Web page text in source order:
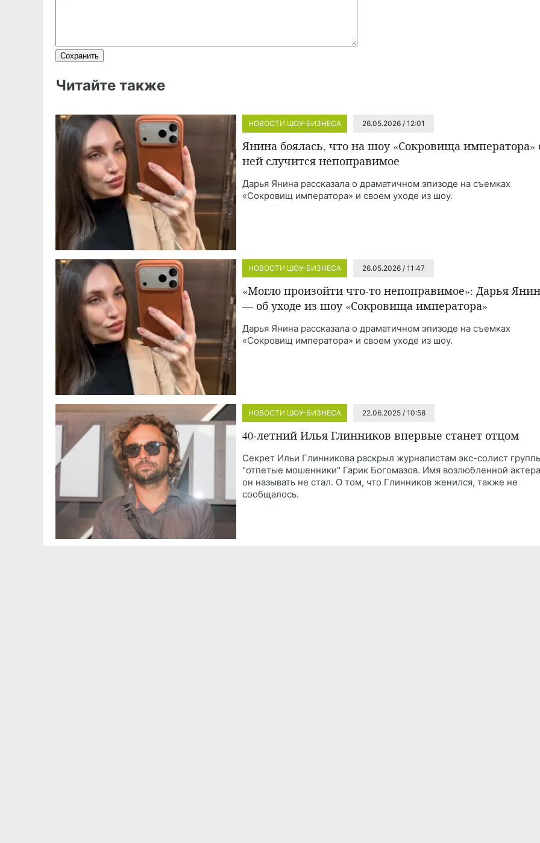
Читайте также
НОВОСТИ ШОУ-БИЗНЕСА 26.05.2026 / 12:01
Янина боялась, что на шоу «Сокровища императора»
ней случится непоправимое
Дарья Янина рассказала о драматичном эпизоде на съемках
«Сокровищ императора» и своем уходе из шоу.
НОВОСТИ ШОУ-БИЗНЕСА 26.05.2026 / 11:47
«Могло произойти что-то непоправимое»: Дарья
— об уходе из шоу «Сокровища императора»
Дарья Янина рассказала о драматичном эпизоде на съемках
«Сокровищ императора» и своем уходе из шоу.
НОВОСТИ ШОУ-БИЗНЕСА 22.06.2025 / 10:58
40-летний Илья Глинников впервые станет отцом
Секрет Ильи Глинникова раскрыл журналистам экс-солист
"отпетые мошенники" Гарик Богомазов. Имя возлюбленной актера
он называть не стал. О том, что Глинников женился, также не
сообщалось.